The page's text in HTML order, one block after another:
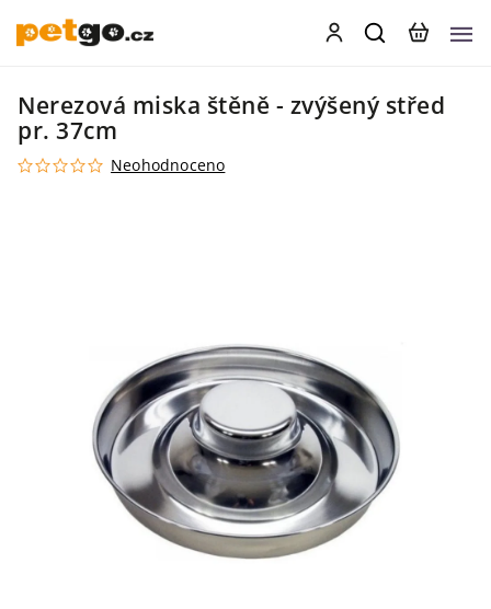
Nerezová miska štěně - zvýšený střed
pr. 37cm
Neohodnoceno